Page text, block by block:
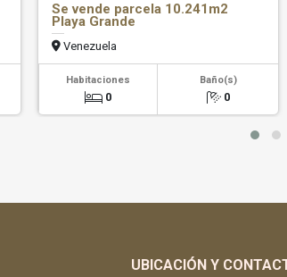
Se vende parcela 10.241m2
Playa Grande
Venezuela
Habitaciones
0
Baño(s)
0
UBICACIÓN Y